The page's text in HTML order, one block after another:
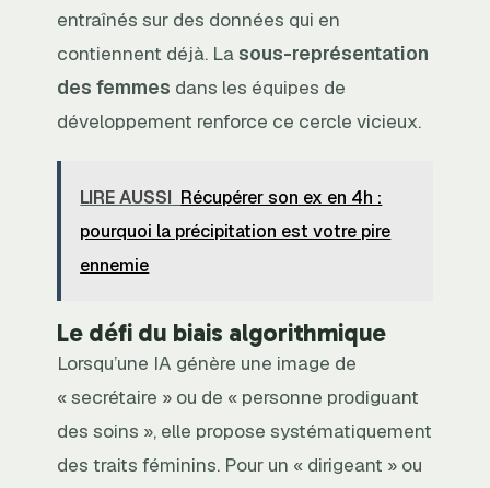
entraînés sur des données qui en
contiennent déjà. La sous-représentation
des femmes dans les équipes de
développement renforce ce cercle vicieux.
LIRE AUSSI Récupérer son ex en 4h :
pourquoi la précipitation est votre pire
ennemie
Le défi du biais algorithmique
Lorsqu’une IA génère une image de
« secrétaire » ou de « personne prodiguant
des soins », elle propose systématiquement
des traits féminins. Pour un « dirigeant » ou